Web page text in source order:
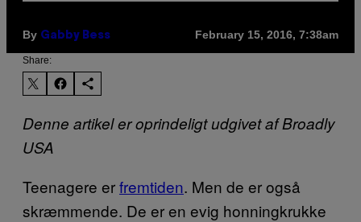
By Gabby Bess February 15, 2016, 7:38am
Share:
Denne artikel er oprindeligt udgivet af Broadly
USA
Teenagere erfremtiden. Men de er også
skræmmende. De er en evig honningkrukke